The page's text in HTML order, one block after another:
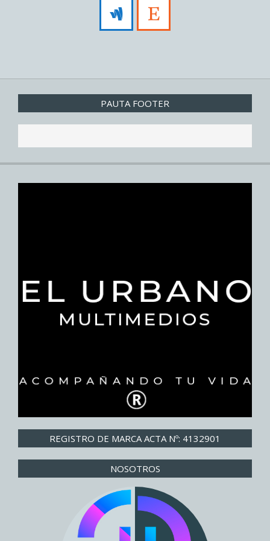
PAUTA FOOTER
REGISTRO DE MARCA ACTA Nº: 4132901
NOSOTROS